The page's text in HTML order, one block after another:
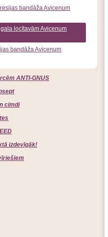
bandāža Avicenum
locītavām Avicenum
bandāža Avicenum
ANTI-GNUS
cimdi
izdevīgāk!